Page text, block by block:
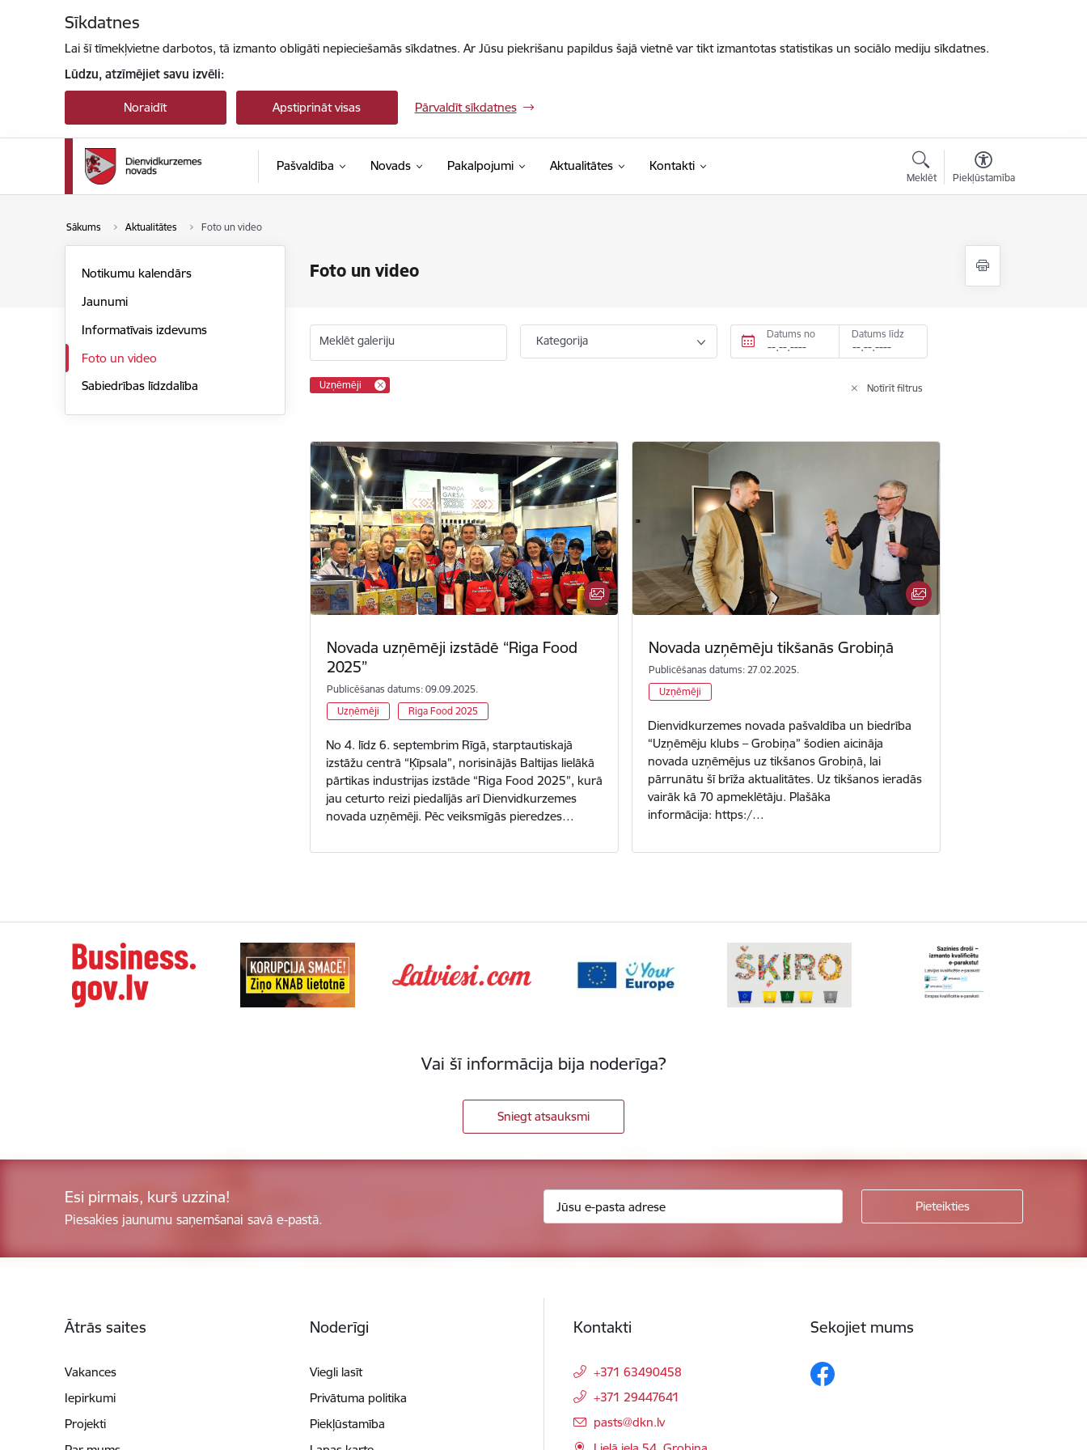
Sīkdatnes
Lai šī tīmekļvietne darbotos, tā izmanto obligāti nepieciešamās sīkdatnes. Ar Jūsu piekrišanu papildus šajā vietnē var tikt izmantotas statistikas un sociālo mediju sīkdatnes.
Lūdzu, atzīmējiet savu izvēli:
Noraidīt Apstiprināt visas Pārvaldīt sīkdatnes
Pašvaldība Novads Pakalpojumi Aktualitātes Kontakti
Meklēt Piekļūstamība
Sākums Aktualitātes Foto un video
Foto un video
Notikumu kalendārs
Jaunumi
Informatīvais izdevums
Foto un video
Sabiedrības līdzdalība
Meklēt galeriju Kategorija Datums no Datums līdz
Uzņēmēji Notīrīt filtrus
Novada uzņēmēji izstādē “Riga Food
2025”
Publicēšanas datums: 09.09.2025.
Uzņēmēji
Riga Food 2025
No 4. līdz 6. septembrim Rīgā, starptautiskajā
izstāžu centrā “Ķīpsala”, norisinājās Baltijas lielākā
pārtikas industrijas izstāde “Riga Food 2025”, kurā
jau ceturto reizi piedalījās arī Dienvidkurzemes
novada uzņēmēji. Pēc veiksmīgās pieredzes…
Novada uzņēmēju tikšanās Grobiņā
Publicēšanas datums: 27.02.2025.
Uzņēmēji
Dienvidkurzemes novada pašvaldība un biedrība
“Uzņēmēju klubs – Grobiņa” šodien aicināja
novada uzņēmējus uz tikšanos Grobiņā, lai
pārrunātu šī brīža aktualitātes. Uz tikšanos ieradās
vairāk kā 70 apmeklētāju. Plašāka
informācija: https:/…
Vai šī informācija bija noderīga?
Sniegt atsauksmi
Esi pirmais, kurš uzzina!
Piesakies jaunumu saņemšanai savā e-pastā.
Ātrās saites
Vakances
Iepirkumi
Projekti
Noderīgi
Viegli lasīt
Privātuma politika
Piekļūstamība
Kontakti
+371 63490458
+371 29447641
E-pasts:
pasts@dkn.lv
Sekojiet mums